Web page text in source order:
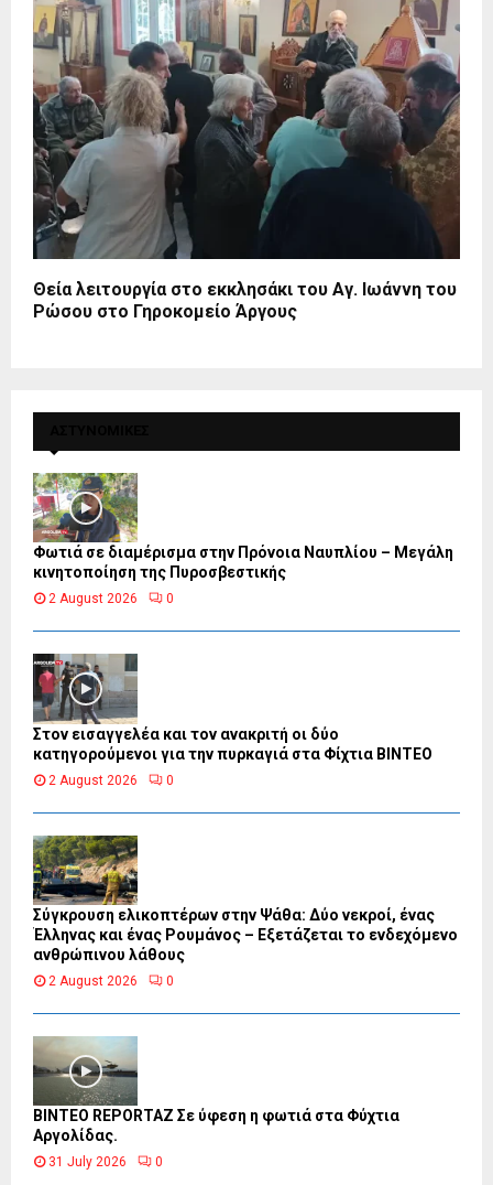
Θεία λειτουργία στο εκκλησάκι του Αγ. Ιωάννη του
Ρώσου στο Γηροκομείο Άργους
Φωτιά σε διαμέρισμα στην Πρόνοια Ναυπλίου – Μεγάλη
κινητοποίηση της Πυροσβεστικής
2 August 2026 0
Στον εισαγγελέα και τον ανακριτή οι δύο
κατηγορούμενοι για την πυρκαγιά στα Φίχτια ΒΙΝΤΕΟ
2 August 2026 0
Σύγκρουση ελικοπτέρων στην Ψάθα: Δύο νεκροί, ένας
Έλληνας και ένας Ρουμάνος – Εξετάζεται το ενδεχόμενο
ανθρώπινου λάθους
2 August 2026 0
BINTEO REPORTAZ Σε ύφεση η φωτιά στα Φύχτια
Αργολίδας.
31 July 2026 0